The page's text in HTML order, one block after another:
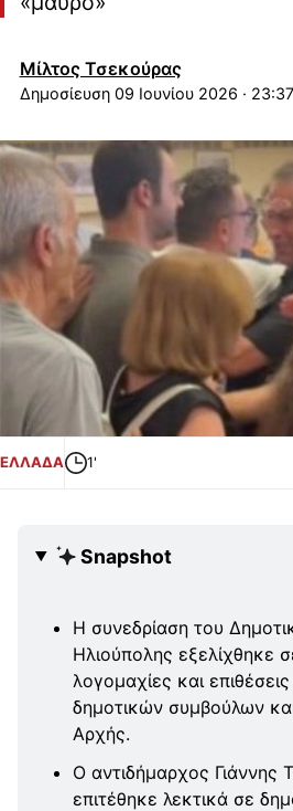
Μίλτος Τσεκούρας
09 Ιουνίου 2026 · 23:37
ΕΛΛΑΔΑ 1'
Snapshot
Η συνεδρίαση του
Ηλιούπολης εξελίχθηκε
λογομαχίες και
δημοτικών συμβούλων
Αρχής.
Ο αντιδήμαρχος Γιάννης
επιτέθηκε λεκτικά σε